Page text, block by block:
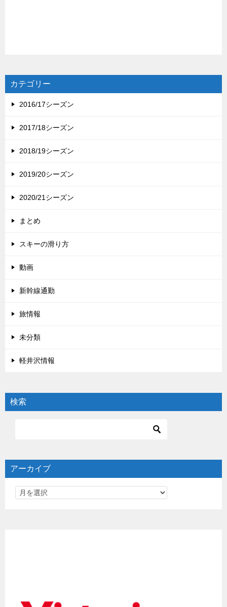
カテゴリー
2016/17シーズン
2017/18シーズン
2018/19シーズン
2019/20シーズン
2020/21シーズン
まとめ
スキーの滑り方
動画
新幹線通勤
旅情報
未分類
軽井沢情報
検索
アーカイブ